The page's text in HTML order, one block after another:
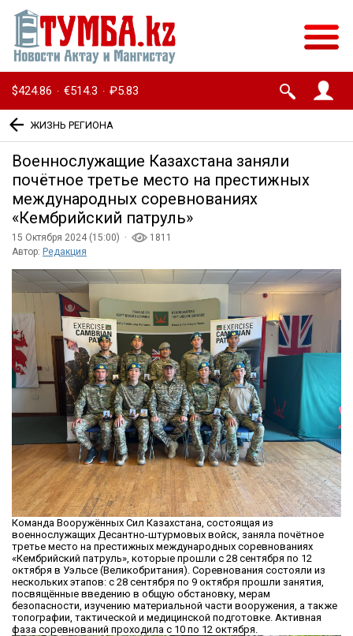
$424.86 · €514.3 · ₽5.83
ЖИЗНЬ РЕГИОНА
Военнослужащие Казахстана заняли
почётное третье место на престижных
международных соревнованиях
«Кембрийский патруль»
15 Октября 2024 (15:00) ·
1811
Автор: Редакция
Команда Вооружённых Сил Казахстана, состоящая из
военнослужащих Десантно-штурмовых войск, заняла почётное
третье место на престижных международных соревнованиях
«Кембрийский патруль», которые прошли с 28 сентября по 12
октября в Уэльсе (Великобритания). Соревнования состояли из
нескольких этапов: с 28 сентября по 9 октября прошли занятия,
посвящённые введению в общую обстановку, мерам
безопасности, изучению материальной части вооружения, а также
топографии, тактической и медицинской подготовке. Активная
фаза соревнований проходила с 10 по 12 октября.